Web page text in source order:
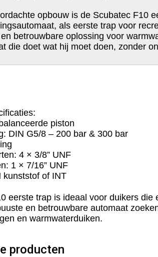
opbouw is de Scubatec F10
als eerste trap voor
betrouwbare oplossing voor
die doet wat hij moet doen, zonder
piston
DIN G5/8 – 200 bar & 300 bar
4 × 3/8” UNF
1 × 7/16” UNF
kunststof of INT
eerste trap is ideaal voor duikers die
en betrouwbare automaat
en warmwaterduiken.
producten